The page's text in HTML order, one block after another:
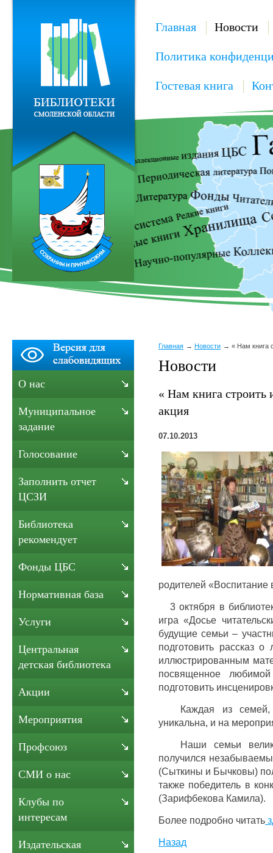
Главная Новости
Политика
Гостевая книга
Главная Новости « Нам книга
Новости
« Нам книга строить
акция
07.10.2013
родителей
3 октября в
игра «Досье
будущие семьи –
подготовить рассказ
иллюстрированным
посвященное
подготовить
Каждая из семей,
уникальна, и на
Наши семьи
получился
(Сыткины и Бычковы)
также победитель в
(Зарифбекова Камила).
Более подробно читать
Назад
О нас
Муниципальное
задание
Голосование
Заполнить отчет
ЦСЗИ
Библиотека
рекомендует
Фонды ЦБС
Нормативная база
Услуги
Центральная
детская библиотека
Акции
Мероприятия
Профсоюз
СМИ о нас
Клубы по
интересам
Издательская